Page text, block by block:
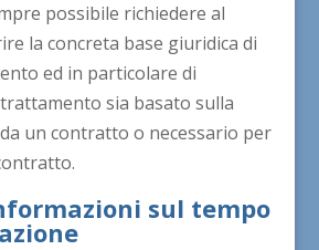
possibile richiedere al
la concreta base giuridica di
ed in particolare di
sia basato sulla
un contratto o necessario per
sul tempo